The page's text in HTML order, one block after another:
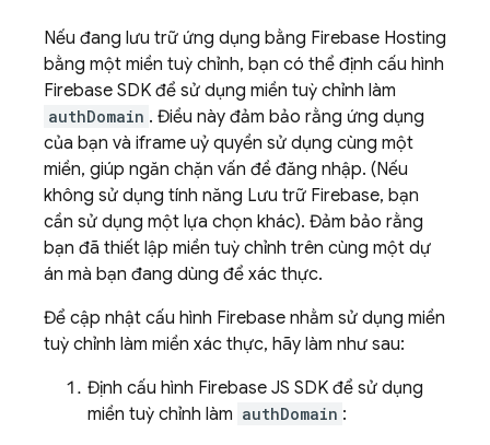
Nếu đang lưu trữ ứng dụng bằng Firebase Hosting
bằng một miền tuỳ chỉnh, bạn có thể định cấu hình
Firebase SDK để sử dụng miền tuỳ chỉnh làm
authDomain . Điều này đảm bảo rằng ứng dụng
của bạn và iframe uỷ quyền sử dụng cùng một
miền, giúp ngăn chặn vấn đề đăng nhập. (Nếu
không sử dụng tính năng Lưu trữ Firebase, bạn
cần sử dụng một lựa chọn khác). Đảm bảo rằng
bạn đã thiết lập miền tuỳ chỉnh trên cùng một dự
án mà bạn đang dùng để xác thực.
Để cập nhật cấu hình Firebase nhằm sử dụng miền
tuỳ chỉnh làm miền xác thực, hãy làm như sau:
Định cấu hình Firebase JS SDK để sử dụng
miền tuỳ chỉnh làm authDomain :